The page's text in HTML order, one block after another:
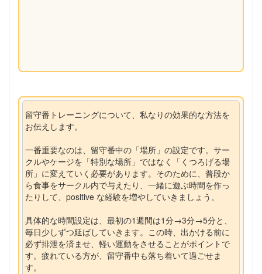
留守番トレーニングについて、私なりの効果的な方法を
お伝えします。
一番重要なのは、留守番中の「場所」の設定です。サー
クルやケージを「特別な場所」ではなく「くつろげる場
所」に変えていく必要があります。そのために、普段か
ら食事をサークル内で与えたり、一緒に遊ぶ時間を作っ
たりして、positive な経験を増やしていきましょう。
具体的な時間設定は、最初の1週間は1分→3分→5分と、
毎日少しずつ延ばしていきます。この時、出かける前に
必ず排泄を済ませ、軽い運動をさせることがポイントで
す。疲れている方が、留守番中も落ち着いて過ごせま
す。